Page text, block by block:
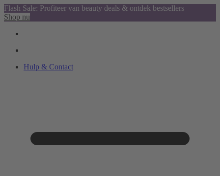
Flash Sale: Profiteer van beauty deals & ontdek bestsellers
Shop nu
Hulp & Contact